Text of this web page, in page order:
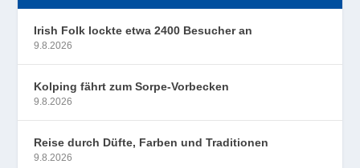
Irish Folk lockte etwa 2400 Besucher an
9.8.2026
Kolping fährt zum Sorpe-Vorbecken
9.8.2026
Reise durch Düfte, Farben und Traditionen
9.8.2026